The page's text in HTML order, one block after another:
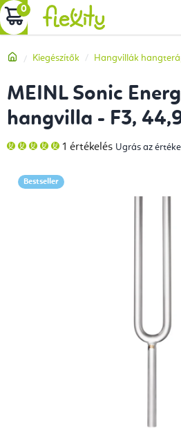
Ugrás
a
tartalomhoz
KOSÁR
Kezdőlap
Kiegészítők Hangvillák
MEINL Sonic
hangvilla - F3,
A
termék
5-
ből
1 értékelés Ugrás az
Bestseller